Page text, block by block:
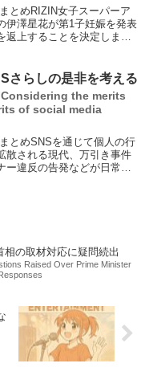
とめRIZIN女子スーパーア
伊澤星花が第1子妊娠を発表
返上することを決定しまし
と子育ての両立を目指す姿
た。...
さらしの是非を考える
the merits
of social media
とめSNSを通じて個人の行
散される現代、万引き事件
ー違反の告発などが日常的
相の取材対応に疑問続出
Raised Over Prime Minister